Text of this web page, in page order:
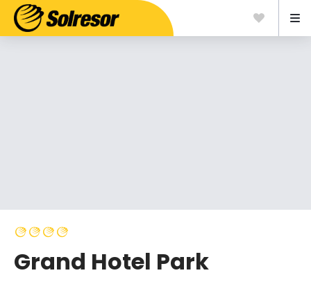
Grand Hotel Park